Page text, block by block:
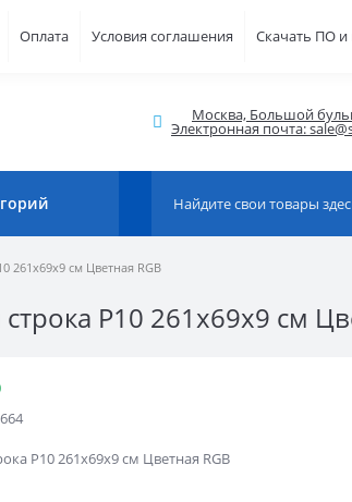
Оплата Условия соглашения Скачать ПО и
Москва, Большой
Электронная почта:
261x69x9 см Цветная RGB
Р10 261x69x9 см